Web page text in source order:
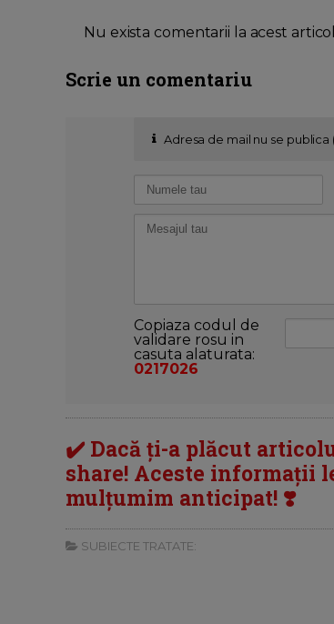
Nu exista comentarii la acest
Scrie un comentariu
Adresa de mail nu se
Copiaza codul de
validare rosu in
casuta alaturata:
0217026
✔️ Dacă ți-a plăcut
share! Aceste informații
mulțumim anticipat! ❣️
SUBIECTE TRATATE: